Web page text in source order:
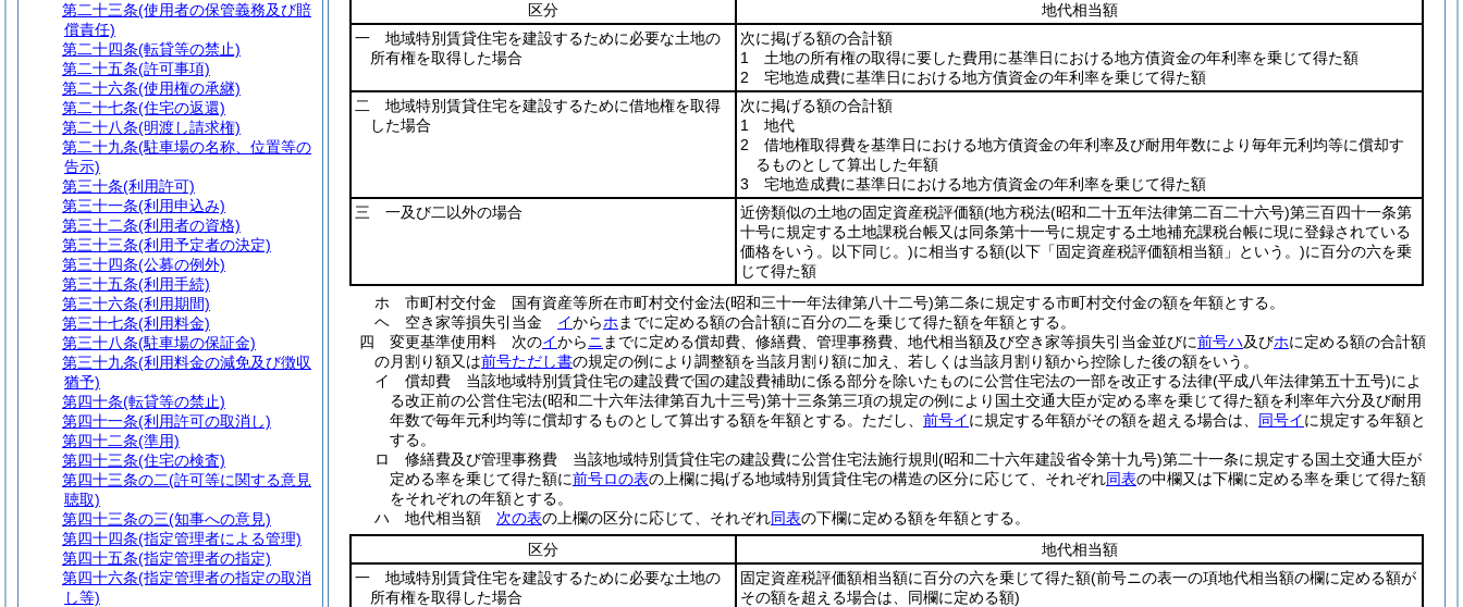
区分
地代相当額
一 地域特別賃貸住宅を建設するために必要な土地の
所有権を取得した場合
次に掲げる額の合計額
1 土地の所有権の取得に要した費用に基準日における地方債資金の年利率を乗じて得た額
2 宅地造成費に基準日における地方債資金の年利率を乗じて得た額
二 地域特別賃貸住宅を建設するために借地権を取得
した場合
次に掲げる額の合計額
1 地代
2 借地権取得費を基準日における地方債資金の年利率及び耐用年数により毎年元利均等に償却す
るものとして算出した年額
3 宅地造成費に基準日における地方債資金の年利率を乗じて得た額
三 一及び二以外の場合
近傍類似の土地の固定資産税評価額(地方税法(昭和二十五年法律第二百二十六号)第三百四十一条第
十号に規定する土地課税台帳又は同条第十一号に規定する土地補充課税台帳に現に登録されている
価格をいう。以下同じ。)に相当する額(以下「固定資産税評価額相当額」という。)に百分の六を乗
じて得た額
ホ
市町村交付金 国有資産等所在市町村交付金法(昭和三十一年法律第八十二号)第二条に規定する市町村交付金の額を年額とする。
ヘ
空き家等損失引当金 イからホ までに定める額の合計額に百分の二を乗じて得た額を年額とする。
四
変更基準使用料 次のイからニ までに定める償却費、修繕費、管理事務費、地代相当額及び空き家等損失引当金並びに前号ハ及びホに定める額の合計額
の月割り額又は前号ただし書の規定の例により調整額を当該月割り額に加え、若しくは当該月割り額から控除した後の額をいう。
イ
償却費 当該地域特別賃貸住宅の建設費で国の建設費補助に係る部分を除いたものに公営住宅法の一部を改正する法律(平成八年法律第五十五号)によ
る改正前の公営住宅法(昭和二十六年法律第百九十三号)第十三条第三項の規定の例により国土交通大臣が定める率を乗じて得た額を利率年六分及び耐用
年数で毎年元利均等に償却するものとして算出する額を年額とする。 ただし、 前号イに規定する年額がその額を超える場合は、 同号イに規定する年額と
する。
ロ
修繕費及び管理事務費 当該地域特別賃貸住宅の建設費に公営住宅法施行規則 (昭和二十六年建設省令第十九号)第二十一条に規定する国土交通大臣が
定める率を乗じて得た額に前号ロの表の上欄に掲げる地域特別賃貸住宅の構造の区分に応じて、それぞれ同表の中欄又は下欄に定める率を乗じて得た額
をそれぞれの年額とする。
ハ
地代相当額 次の表の上欄の区分に応じて、それぞれ同表の下欄に定める額を年額とする。
区分
地代相当額
一 地域特別賃貸住宅を建設するために必要な土地の
所有権を取得した場合
固定資産税評価額相当額に百分の六を乗じて得た額(前号ニの表一の項地代相当額の欄に定める額が
その額を超える場合は、同欄に定める額)
第二十三条(使用者の保管義務及び賠
償責任)
第二十四条(転貸等の禁止)
第二十五条(許可事項)
第二十六条(使用権の承継)
第二十七条(住宅の返還)
第二十八条(明渡し請求権)
第二十九条(駐車場の名称、位置等の
告示)
第三十条(利用許可)
第三十一条(利用申込み)
第三十二条(利用者の資格)
第三十三条(利用予定者の決定)
第三十四条(公募の例外)
第三十五条(利用手続)
第三十六条(利用期間)
第三十七条(利用料金)
第三十八条(駐車場の保証金)
第三十九条(利用料金の減免及び徴収
猶予)
第四十条(転貸等の禁止)
第四十一条(利用許可の取消し)
第四十二条(準用)
第四十三条(住宅の検査)
第四十三条の二(許可等に関する意見
聴取)
第四十三条の三(知事への意見)
第四十四条(指定管理者による管理)
第四十五条(指定管理者の指定)
第四十六条(指定管理者の指定の取消
し等)